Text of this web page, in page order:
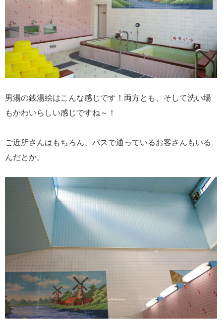
男湯の銭湯絵はこんな感じです！両方とも、そして洗い場
もかわいらしい感じですね～！
ご近所さんはもちろん、バスで通っているお客さんもいる
んだとか。